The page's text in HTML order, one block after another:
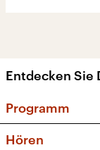
Entdecken Sie
Programm
Hören